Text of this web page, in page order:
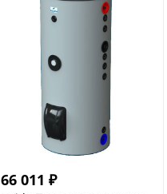
66 011 ₽